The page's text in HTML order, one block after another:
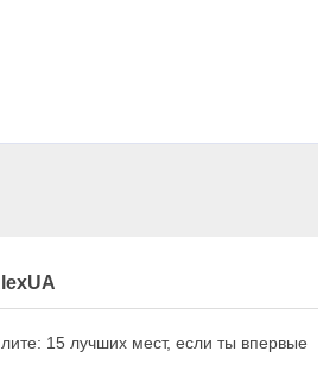
15 лучших мест, если ты впервые